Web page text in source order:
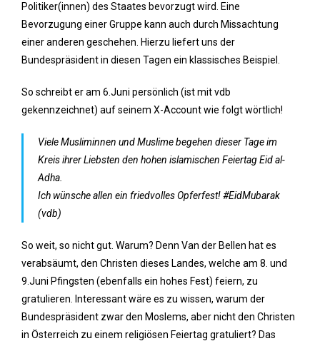
Politiker(innen) des Staates bevorzugt wird. Eine
Bevorzugung einer Gruppe kann auch durch Missachtung
einer anderen geschehen. Hierzu liefert uns der
Bundespräsident in diesen Tagen ein klassisches Beispiel.
So schreibt er am 6.Juni persönlich (ist mit vdb
gekennzeichnet) auf seinem X-Account wie folgt wörtlich!
Viele Musliminnen und Muslime begehen dieser Tage im
Kreis ihrer Liebsten den hohen islamischen Feiertag Eid al-
Adha.
Ich wünsche allen ein friedvolles Opferfest! #EidMubarak
(vdb)
So weit, so nicht gut. Warum? Denn Van der Bellen hat es
verabsäumt, den Christen dieses Landes, welche am 8. und
9.Juni Pfingsten (ebenfalls ein hohes Fest) feiern, zu
gratulieren. Interessant wäre es zu wissen, warum der
Bundespräsident zwar den Moslems, aber nicht den Christen
in Österreich zu einem religiösen Feiertag gratuliert? Das